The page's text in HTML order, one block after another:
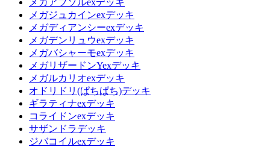
メガアブソルexデッキ
メガジュカインexデッキ
メガディアンシーexデッキ
メガデンリュウexデッキ
メガバシャーモexデッキ
メガリザードンYexデッキ
メガルカリオexデッキ
オドリドリ(ぱちぱち)デッキ
ギラティナexデッキ
コライドンexデッキ
サザンドラデッキ
ジバコイルexデッキ